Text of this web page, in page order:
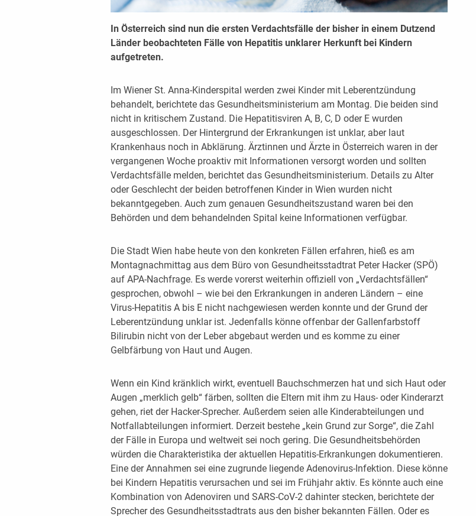
In Österreich sind nun die ersten Verdachtsfälle der bisher in einem Dutzend
Länder beobachteten Fälle von Hepatitis unklarer Herkunft bei Kindern
aufgetreten.
Im Wiener St. Anna-Kinderspital werden zwei Kinder mit Leberentzündung
behandelt, berichtete das Gesundheitsministerium am Montag. Die beiden sind
nicht in kritischem Zustand. Die Hepatitisviren A, B, C, D oder E wurden
ausgeschlossen. Der Hintergrund der Erkrankungen ist unklar, aber laut
Krankenhaus noch in Abklärung. Ärztinnen und Ärzte in Österreich waren in der
vergangenen Woche proaktiv mit Informationen versorgt worden und sollten
Verdachtsfälle melden, berichtet das Gesundheitsministerium. Details zu Alter
oder Geschlecht der beiden betroffenen Kinder in Wien wurden nicht
bekanntgegeben. Auch zum genauen Gesundheitszustand waren bei den
Behörden und dem behandelnden Spital keine Informationen verfügbar.
Die Stadt Wien habe heute von den konkreten Fällen erfahren, hieß es am
Montagnachmittag aus dem Büro von Gesundheitsstadtrat Peter Hacker (SPÖ)
auf APA-Nachfrage. Es werde vorerst weiterhin offiziell von „Verdachtsfällen“
gesprochen, obwohl – wie bei den Erkrankungen in anderen Ländern – eine
Virus-Hepatitis A bis E nicht nachgewiesen werden konnte und der Grund der
Leberentzündung unklar ist. Jedenfalls könne offenbar der Gallenfarbstoff
Bilirubin nicht von der Leber abgebaut werden und es komme zu einer
Gelbfärbung von Haut und Augen.
Wenn ein Kind kränklich wirkt, eventuell Bauchschmerzen hat und sich Haut oder
Augen „merklich gelb“ färben, sollten die Eltern mit ihm zu Haus- oder Kinderarzt
gehen, riet der Hacker-Sprecher. Außerdem seien alle Kinderabteilungen und
Notfallabteilungen informiert. Derzeit bestehe „kein Grund zur Sorge“, die Zahl
der Fälle in Europa und weltweit sei noch gering. Die Gesundheitsbehörden
würden die Charakteristika der aktuellen Hepatitis-Erkrankungen dokumentieren.
Eine der Annahmen sei eine zugrunde liegende Adenovirus-Infektion. Diese könne
bei Kindern Hepatitis verursachen und sei im Frühjahr aktiv. Es könnte auch eine
Kombination von Adenoviren und SARS-CoV-2 dahinter stecken, berichtete der
Sprecher des Gesundheitsstadtrats aus den bisher bekannten Fällen. Oder es